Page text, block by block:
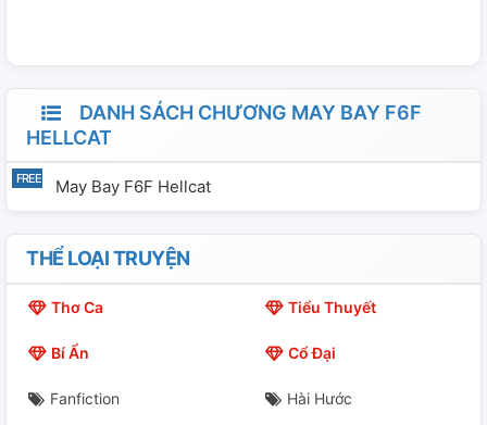
DANH SÁCH CHƯƠNG MAY BAY F6F
HELLCAT
May Bay F6F Hellcat
THỂ LOẠI TRUYỆN
Thơ Ca Tiểu Thuyết
Bí Ẩn Cổ Đại
Fanfiction Hài Hước